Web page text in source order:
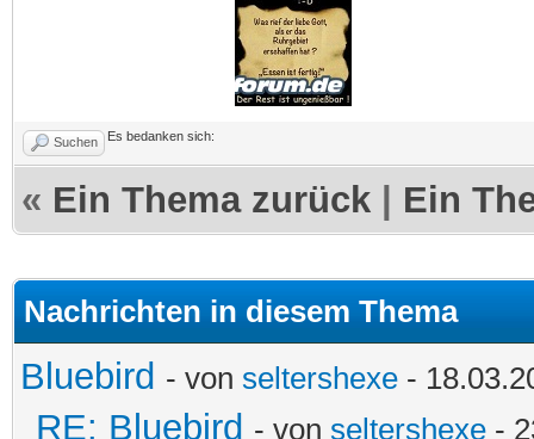
Suchen Es bedanken sich:
« Ein Thema zurück Ein
Nachrichten in diesem Thema
Bluebird - von seltershexe -
RE: Bluebird - von seltershexe -